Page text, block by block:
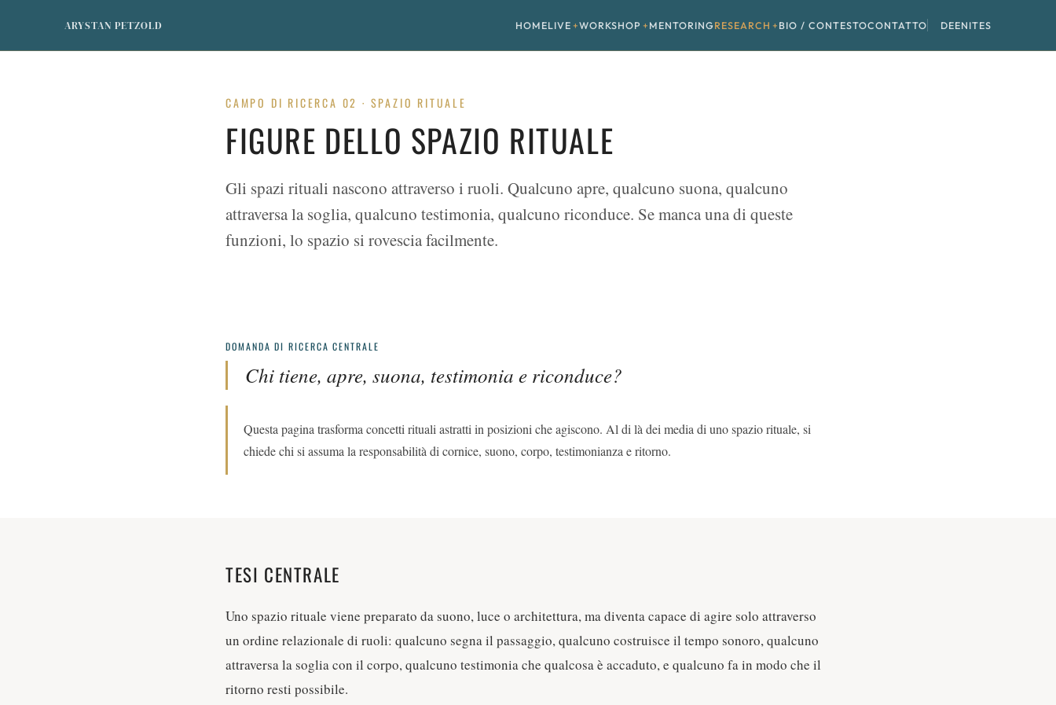
ARYSTAN PETZOLD HOMELIVE WORKSHOP MENTORINGRESEARCH BIO / CONTESTOCONTATTO DEENITES
CAMPO DI RICERCA 02 · SPAZIO RITUALE
FIGURE DELLO SPAZIO RITUALE
Gli spazi rituali nascono attraverso i ruoli. Qualcuno apre, qualcuno suona, qualcuno
attraversa la soglia, qualcuno testimonia, qualcuno riconduce. Se manca una di queste
funzioni, lo spazio si rovescia facilmente.
DOMANDA DI RICERCA CENTRALE
Chi tiene, apre, suona, testimonia e riconduce?
Questa pagina trasforma concetti rituali astratti in posizioni che agiscono. Al di là dei media di uno spazio rituale, si
chiede chi si assuma la responsabilità di cornice, suono, corpo, testimonianza e ritorno.
TESI CENTRALE
Uno spazio rituale viene preparato da suono, luce o architettura, ma diventa capace di agire solo attraverso
un ordine relazionale di ruoli: qualcuno segna il passaggio, qualcuno costruisce il tempo sonoro, qualcuno
attraversa la soglia con il corpo, qualcuno testimonia che qualcosa è accaduto, e qualcuno fa in modo che il
ritorno resti possibile.